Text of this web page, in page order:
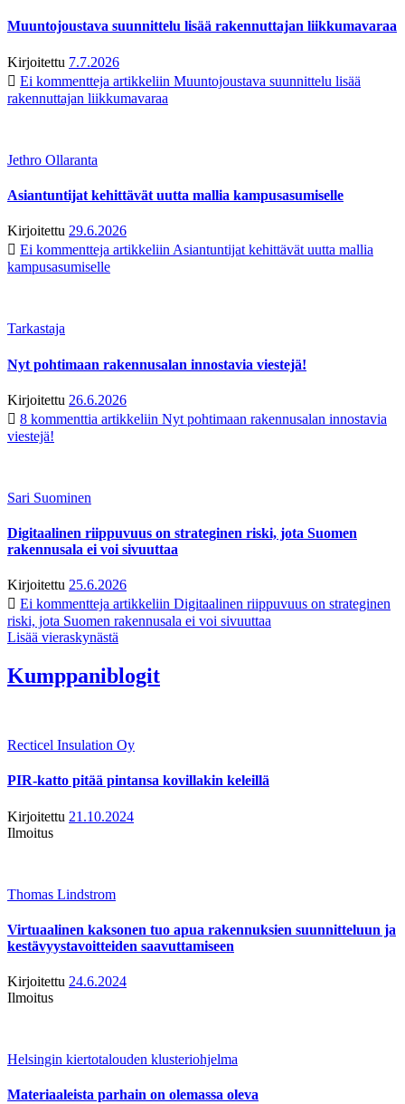
Muuntojoustava suunnittelu lisää rakennuttajan liikkumavaraa
Kirjoitettu 7.7.2026
Ei kommentteja artikkeliin Muuntojoustava suunnittelu lisää
rakennuttajan liikkumavaraa
Jethro Ollaranta
Asiantuntijat kehittävät uutta mallia kampusasumiselle
Kirjoitettu 29.6.2026
Ei kommentteja artikkeliin Asiantuntijat kehittävät uutta mallia
kampusasumiselle
Tarkastaja
Nyt pohtimaan rakennusalan innostavia viestejä!
Kirjoitettu 26.6.2026
8 kommenttia artikkeliin Nyt pohtimaan rakennusalan innostavia
viestejä!
Sari Suominen
Digitaalinen riippuvuus on strateginen riski, jota Suomen
rakennusala ei voi sivuuttaa
Kirjoitettu 25.6.2026
Ei kommentteja artikkeliin Digitaalinen riippuvuus on strateginen
riski, jota Suomen rakennusala ei voi sivuuttaa
Lisää vieraskynästä
Kumppaniblogit
Recticel Insulation Oy
PIR-katto pitää pintansa kovillakin keleillä
Kirjoitettu 21.10.2024
Ilmoitus
Thomas Lindstrom
Virtuaalinen kaksonen tuo apua rakennuksien suunnitteluun ja
kestävyystavoitteiden saavuttamiseen
Kirjoitettu 24.6.2024
Ilmoitus
Helsingin kiertotalouden klusteriohjelma
Materiaaleista parhain on olemassa oleva